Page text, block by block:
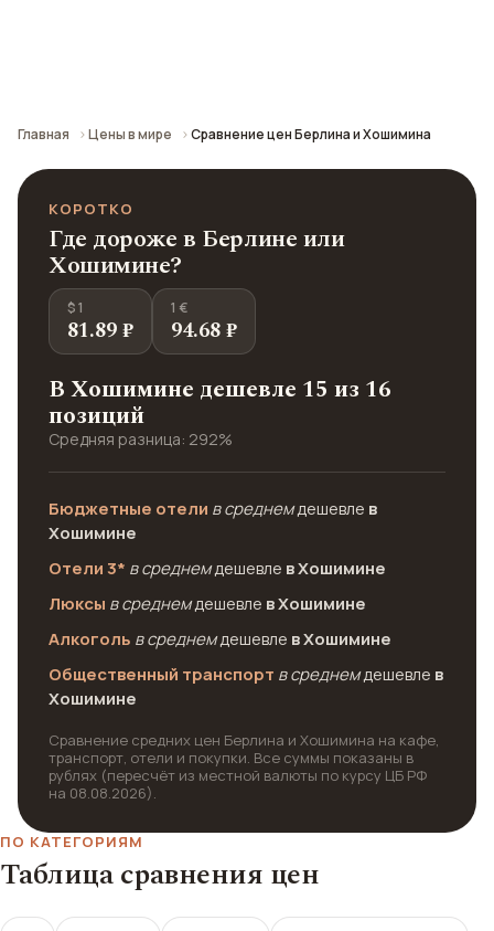
Главная Цены в мире Сравнение цен Берлина и Хошимина
КОРОТКО
Где дороже в Берлине или
Хошимине?
$ 1
81.89 ₽
1 €
94.68 ₽
В Хошимине дешевле 15 из 16
позиций
Средняя разница: 292%
Бюджетные отели в среднемдешевле в
Хошимине
Отели 3* в среднемдешевле в Хошимине
Люксы в среднемдешевле в Хошимине
Алкоголь в среднемдешевле в Хошимине
Общественный транспорт в среднемдешевле в
Хошимине
Сравнение средних цен Берлина и Хошимина на кафе,
транспорт, отели и покупки. Все суммы показаны в
рублях (пересчёт из местной валюты по курсу ЦБ РФ
на 08.08.2026).
ПО КАТЕГОРИЯМ
Таблица сравнения цен